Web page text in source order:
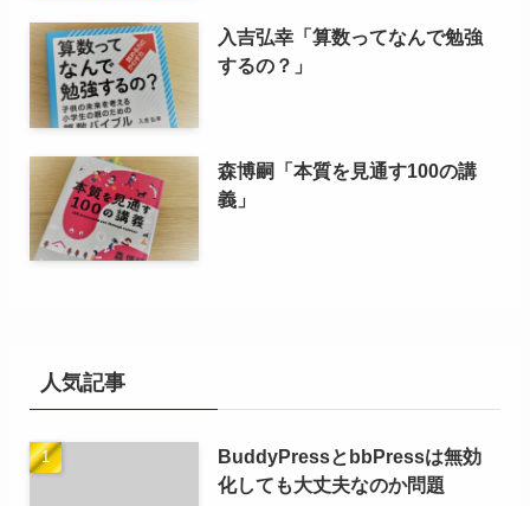
入吉弘幸「算数ってなんで勉強
するの？」
森博嗣「本質を見通す100の講
義」
人気記事
BuddyPressとbbPressは無効
化しても大丈夫なのか問題